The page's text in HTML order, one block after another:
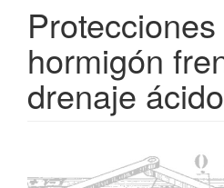
hormigón
drenaje